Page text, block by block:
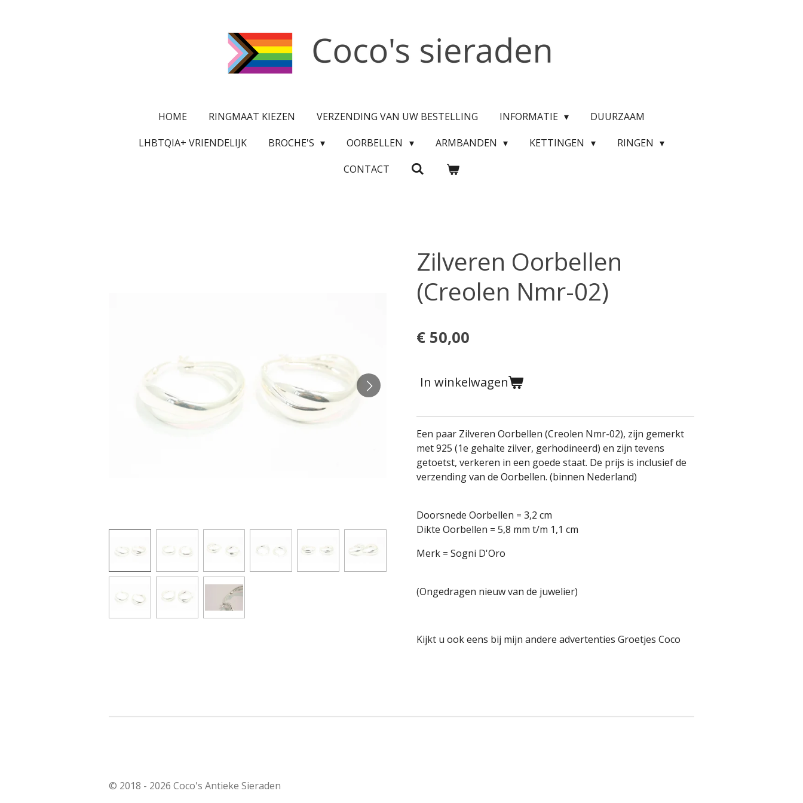
HOME RINGMAAT KIEZEN VERZENDING VAN UW BESTELLING INFORMATIE
DUURZAAM
LHBTQIA+ VRIENDELIJK
BROCHE'S OORBELLEN ARMBANDEN KETTINGEN
RINGEN
CONTACT
Zilveren Oorbellen
(Creolen Nmr-02)
€ 50,00
In winkelwagen
Een paar Zilveren Oorbellen (Creolen Nmr-02), zijn gemerkt
met 925 (1e gehalte zilver, gerhodineerd) en zijn tevens
getoetst, verkeren in een goede staat. De prijs is inclusief de
verzending van de Oorbellen. (binnen Nederland)
Doorsnede Oorbellen = 3,2 cm
Dikte Oorbellen = 5,8 mm t/m 1,1 cm
Merk = Sogni D'Oro
(Ongedragen nieuw van de juwelier)
Kijkt u ook eens bij mijn andere advertenties Groetjes Coco
© 2018 - 2026 Coco's Antieke Sieraden